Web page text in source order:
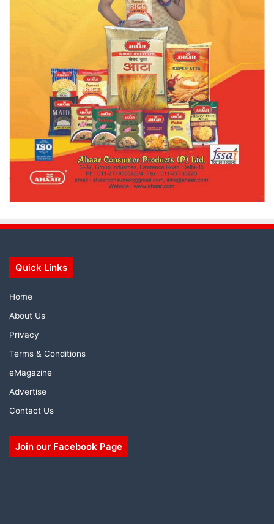
Quick Links
Home
About Us
Privacy
Terms & Conditions
eMagazine
Advertise
Contact Us
Join our Facebook Page